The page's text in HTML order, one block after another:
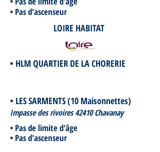
• Pas d'ascenseur
LOIRE HABITAT
• HLM QUARTIER DE LA CHORERIE
• LES SARMENTS (10 Maisonnettes)
Impasse des rivoires 42410 Chavanay
• Pas de limite d'âge
• Pas d'ascenseur